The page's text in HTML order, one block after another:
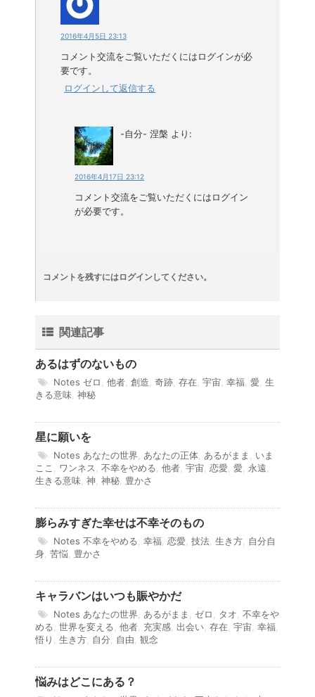
2016年4月5日 23:13
コメント交流をご覧いただくにはログインが必
要です。
ログインして返信する
-自分- 涅槃 より:
2016年4月17日 23:12
コメント交流をご覧いただくにはログイン
が必要です。
コメントを残すにはログインしてください。
関連記事
あるはずのないもの
Notes ゼロ 他者 創造 奇跡 存在 宇宙 幸福 愛 生
きる意味 神秘
星に願いを
Notes あなたの世界 あなたの正体 あるがまま
いま
ここ
ワンネス 不幸をやめる 他者 宇宙 恋愛 愛 永遠
生きる意味 神 神秘 豊かさ
膨らみすぎた幸せは不幸そのもの
Notes 不幸をやめる 幸福 恋愛 技法 生き方 自分自
身 苦悩 豊かさ
キャラバンはいつも賑やかだ
Notes あなたの世界 あるがまま ゼロ タオ 不幸をや
める 世界を変える 他者 充実感 出会い 存在 宇宙 幸福
悟り
生き方 自分 自由 観念
悩みはどこにある？